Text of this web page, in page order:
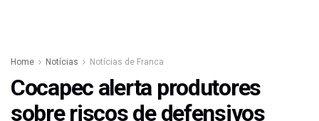
Home Notícias Notícias de Franca
Cocapec alerta produtores
sobre riscos de defensivos